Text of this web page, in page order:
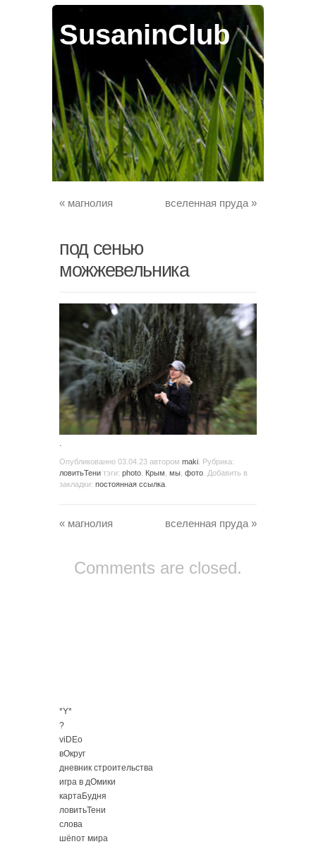
SusaninClub
« магнолия вселенная пруда »
под сенью
можжевельника
.
Опубликованно 03.04.23 автором maki . Рубрика:
ловитьТени тэги: photo Крым мы фото . Добавить в
закладки: постоянная ссылка
« магнолия вселенная пруда »
Comments are closed.
*Y*
?
viDEo
вОкруг
дневник строительства
игра в дОмики
картаБудня
ловитьТени
слова
шёпот мира